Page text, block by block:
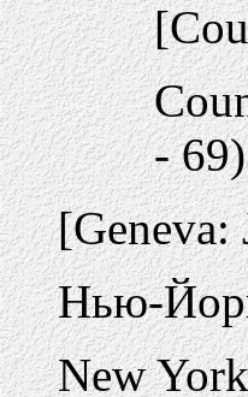
- 69)
[Geneva:
Нью-
New